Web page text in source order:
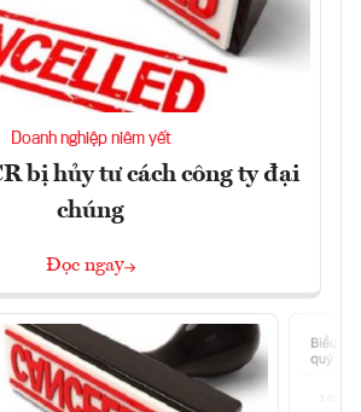
Doanh nghiệp niêm yết
bị hủy tư cách công ty đại
chúng
Đọc ngay